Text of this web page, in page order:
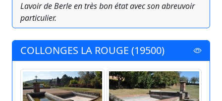
Lavoir de Berle en très bon état avec son abreuvoir
particulier.
COLLONGES LA ROUGE (19500)